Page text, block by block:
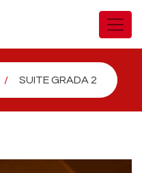
SUITE GRADA 2